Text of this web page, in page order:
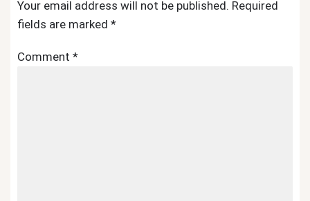
Your email address will not be published. Required
fields are marked *
Comment *